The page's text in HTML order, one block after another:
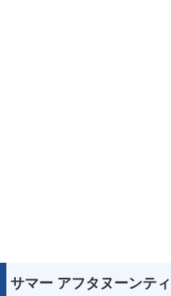
サマー アフタヌーンテ